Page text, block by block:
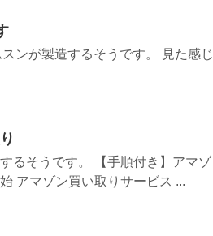
ンが製造するそうです。 見た感じ
るそうです。 【手順付き】アマゾ
アマゾン買い取りサービス ...